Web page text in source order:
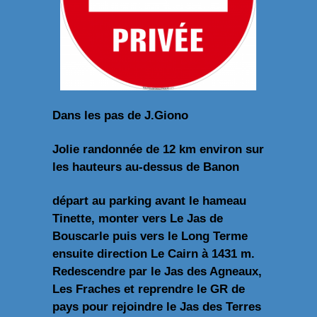
Dans les pas de J.Giono
Jolie randonnée de 12 km environ sur
les hauteurs au-dessus de Banon
départ au parking avant le hameau
Tinette, monter vers Le Jas de
Bouscarle puis vers le Long Terme
ensuite direction Le Cairn à 1431 m.
Redescendre par le Jas des Agneaux,
Les Fraches et reprendre le GR de
pays pour rejoindre le Jas des Terres